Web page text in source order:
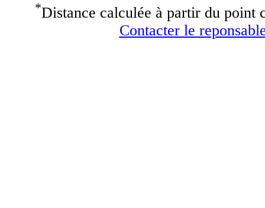
*Distance calculée à partir du point
Contacter le